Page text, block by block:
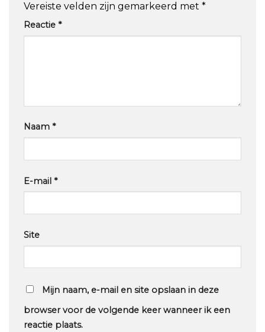
Vereiste velden zijn gemarkeerd met *
Reactie *
Naam *
E-mail *
Site
Mijn naam, e-mail en site opslaan in deze
browser voor de volgende keer wanneer ik een
reactie plaats.